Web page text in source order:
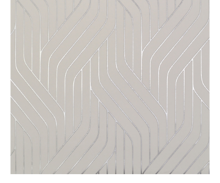
templates, learn creative skills or
even hire freelancers. With an
industry-leading marketplace
paired with an unlimited
subscription service, Envato
helps creatives like you get
projects done faster.
About Envato
Careers
Privacy Policy